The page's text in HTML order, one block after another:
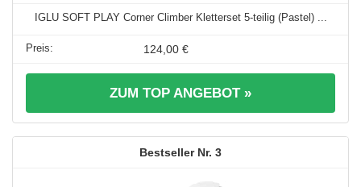
IGLU SOFT PLAY Corner Climber Kletterset 5-teilig (Pastel) ...
124,00 €
ZUM TOP ANGEBOT »
3